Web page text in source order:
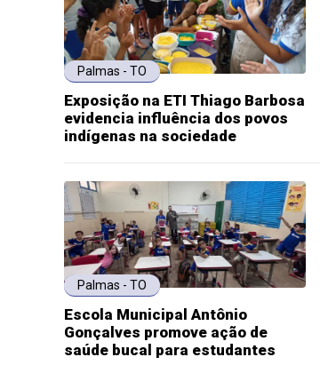
Palmas - TO
Exposição na ETI Thiago Barbosa
evidencia influência dos povos
indígenas na sociedade
Palmas - TO
Escola Municipal Antônio
Gonçalves promove ação de
saúde bucal para estudantes